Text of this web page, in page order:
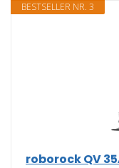
BESTSELLER NR. 3
roborock QV